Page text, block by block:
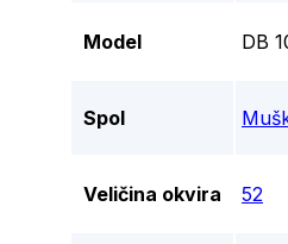
Model DB
Spol
Veličina okvira 52